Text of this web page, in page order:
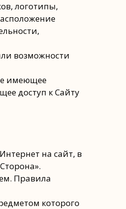
логотипы,
возможности
имеющее
доступ к Сайту
на сайт, в
Правила
которого